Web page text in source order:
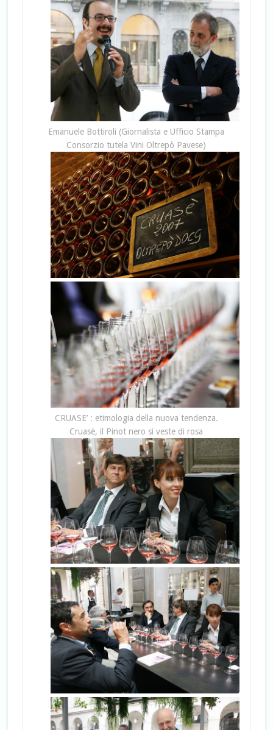
Emanuele Bottiroli (Giornalista e Ufficio Stampa
Consorzio tutela Vini Oltrepò Pavese)
CRUASE’ : etimologia della nuova tendenza.
Cruasè, il Pinot nero si veste di rosa